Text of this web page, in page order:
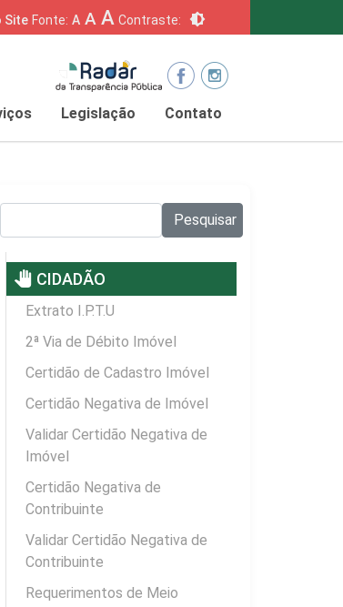
Site Fonte: A A A Contraste: brightness_6
Legislação Contato
Pesquisar
pan_tool CIDADÃO
Extrato I.P.T.U
2ª Via de Débito Imóvel
Certidão de Cadastro Imóvel
Certidão Negativa de Imóvel
Validar Certidão Negativa de
Imóvel
Certidão Negativa de
Contribuinte
Validar Certidão Negativa de
Contribuinte
Requerimentos de Meio